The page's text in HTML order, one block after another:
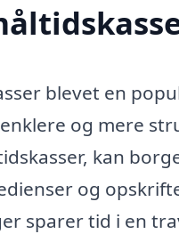
blevet en
og mere
kan
og
sparer tid i en